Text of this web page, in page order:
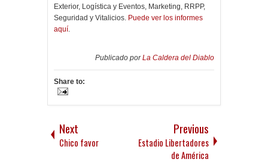
Exterior, Logística y Eventos, Marketing, RRPP,
Seguridad y Vitalicios. Puede ver los informes
aquí.
Publicado porLa Caldera del Diablo
Share to:
Next
Chico favor
Previous
Estadio Libertadores
de América